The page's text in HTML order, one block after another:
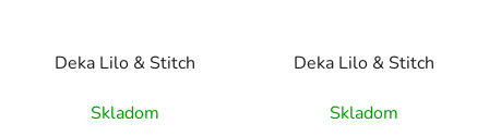
Deka Lilo & Stitch
Skladom
Deka Lilo & Stitch
Skladom